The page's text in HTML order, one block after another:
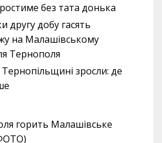
без тата донька
другу добу гасять
на Малашівському
Тернополя
зросли: де
горить Малашівське